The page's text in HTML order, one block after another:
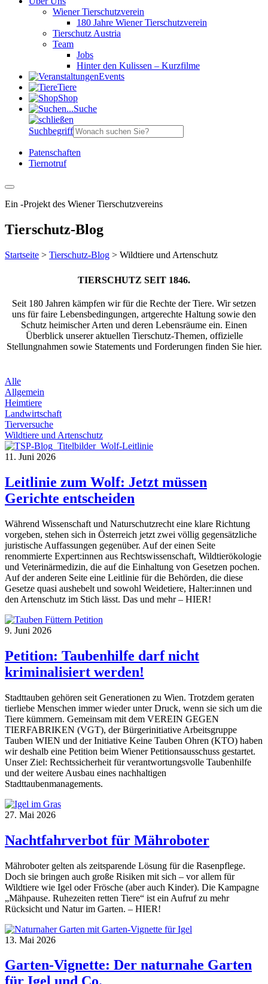
Wiener Tierschutzverein
180 Jahre Wiener Tierschutzverein
Tierschutz Austria
Team
Jobs
Hinter den Kulissen – Kurzfilme
Events
Tiere
Shop
Suche
Suchbegriff
Patenschaften
Tiernotruf
Ein -Projekt des Wiener Tierschutzvereins
Tierschutz-Blog
Startseite > Tierschutz-Blog > Wildtiere und Artenschutz
TIERSCHUTZ SEIT 1846.
Seit 180 Jahren kämpfen wir für die Rechte der Tiere. Wir setzen
uns für faire Lebensbedingungen, artgerechte Haltung sowie den
Schutz heimischer Arten und deren Lebensräume ein. Einen
Überblick unserer aktuellen Tierschutz-Themen, offizielle
Stellungnahmen sowie Statements und Forderungen finden Sie hier.
Alle
Allgemein
Heimtiere
Landwirtschaft
Tierversuche
Wildtiere und Artenschutz
11. Juni 2026
Leitlinie zum Wolf: Jetzt müssen
Gerichte entscheiden
Während Wissenschaft und Naturschutzrecht eine klare Richtung
vorgeben, stehen sich in Österreich jetzt zwei völlig gegensätzliche
juristische Auffassungen gegenüber. Auf der einen Seite
renommierte Expert:innen aus Rechtswissenschaft, Wildtierökologie
und Veterinärmedizin, die auf die Einhaltung von Gesetzen pochen.
Auf der anderen Seite eine Leitlinie für die Behörden, die diese
Gesetze quasi aushebelt und sowohl Weidetiere, Halter:innen und
den Artenschutz im Stich lässt. Das und mehr – HIER!
9. Juni 2026
Petition: Taubenhilfe darf nicht
kriminalisiert werden!
Stadttauben gehören seit Generationen zu Wien. Trotzdem geraten
tierliebe Menschen immer wieder unter Druck, wenn sie sich um die
Tiere kümmern. Gemeinsam mit dem VEREIN GEGEN
TIERFABRIKEN (VGT), der Bürgerinitiative Arbeitsgruppe
Tauben WIEN und der Initiative Keine Tauben Ohren (KTO) haben
wir deshalb eine Petition beim Wiener Petitionsausschuss gestartet.
Unser Ziel: Rechtssicherheit für verantwortungsvolle Taubenhilfe
und der weitere Ausbau eines nachhaltigen
Stadttaubenmanagements.
27. Mai 2026
Nachtfahrverbot für Mähroboter
Mähroboter gelten als zeitsparende Lösung für die Rasenpflege.
Doch sie bringen auch große Risiken mit sich – vor allem für
Wildtiere wie Igel oder Frösche (aber auch Kinder). Die Kampagne
„Mähpause. Ruhezeiten retten Tiere“ ist ein Aufruf zu mehr
Rücksicht und Natur im Garten. – HIER!
13. Mai 2026
Garten-Vignette: Der naturnahe Garten